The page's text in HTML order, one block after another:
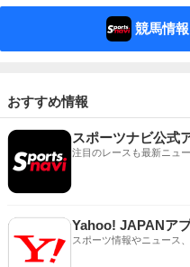
競馬情
おすすめ情報
スポーツナビ公式
注目のレースも最新ニュ
Yahoo! JAPANア
スポーツ情報やニュース